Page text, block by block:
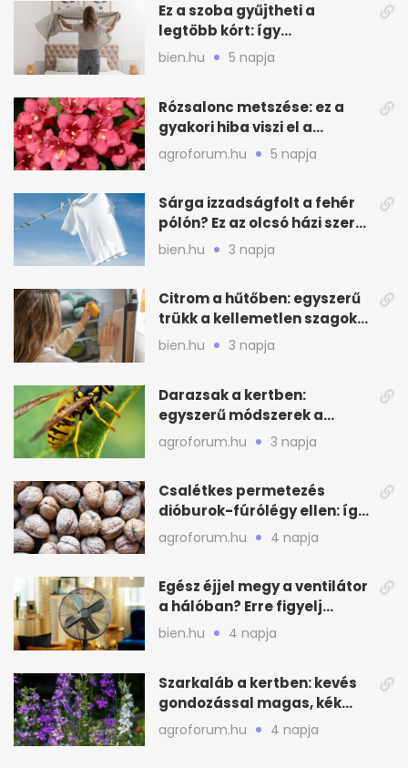
Ez a szoba gyűjtheti a
legtöbb kórt: így
mélytisztítsd otthon
bien.hu 5 napja
Rózsalonc metszése: ez a
gyakori hiba viszi el a
virágzást
agroforum.hu 5 napja
Sárga izzadságfolt a fehér
pólón? Ez az olcsó házi szer
beválhat
bien.hu 3 napja
Citrom a hűtőben: egyszerű
trükk a kellemetlen szagok
ellen
bien.hu 3 napja
Darazsak a kertben:
egyszerű módszerek a
távoltartásukra nyáron
agroforum.hu 3 napja
Csalétkes permetezés
dióburok-fúrólégy ellen: így
csináld a kertben
agroforum.hu 4 napja
Egész éjjel megy a ventilátor
a hálóban? Erre figyelj
alvásnál nyáron
bien.hu 4 napja
Szarkaláb a kertben: kevés
gondozással magas, kék
virágfalat ad
agroforum.hu 4 napja